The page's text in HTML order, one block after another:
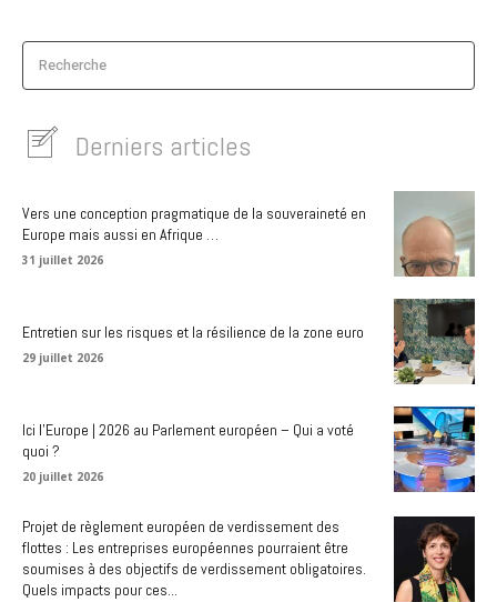
Recherche
Derniers articles
Vers une conception pragmatique de la souveraineté en
Europe mais aussi en Afrique …
31 juillet 2026
Entretien sur les risques et la résilience de la zone euro
29 juillet 2026
Ici l’Europe | 2026 au Parlement européen – Qui a voté
quoi ?
20 juillet 2026
Projet de règlement européen de verdissement des
flottes : Les entreprises européennes pourraient être
soumises à des objectifs de verdissement obligatoires.
Quels impacts pour ces...